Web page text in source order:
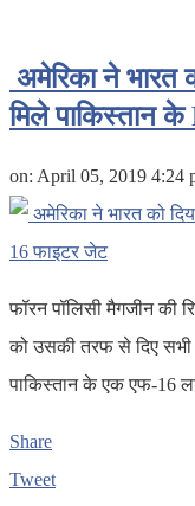
अमेरिका ने भारत
मिले पाकिस्तान
on: April 05, 2019 4:24
फॉरन पॉलिसी मैगजीन की
को उसकी तरफ से दिए सभी
पाकिस्तान के एक एफ-16
Share
Tweet